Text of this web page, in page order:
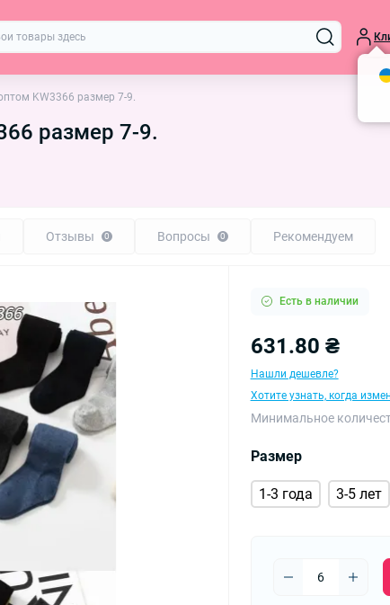
KW3366 размер 7-9.
размер 7-9.
Отзывы 0 Вопросы 0 Рекомендуем
Есть в наличии
631.80 ₴
Нашли дешевле?
Хотите узнать, когда
Минимальное
Размер
1-3 года 3-5 лет